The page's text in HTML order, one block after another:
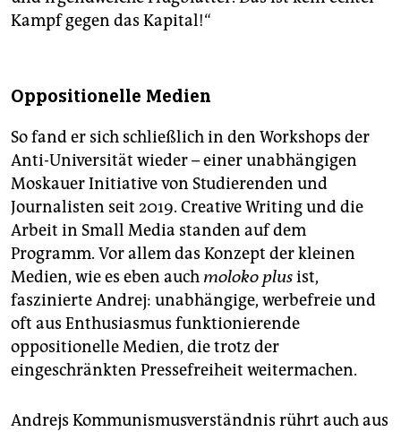
Kampf gegen das Kapital!“
Oppositionelle Medien
So fand er sich schließlich in den Workshops der
Anti-Universität wieder – einer unabhängigen
Moskauer Initiative von Studierenden und
Journalisten seit 2019. Creative Writing und die
Arbeit in Small Media standen auf dem
Programm. Vor allem das Konzept der kleinen
Medien, wie es eben auch moloko plusist,
faszinierte Andrej: unabhängige, werbefreie und
oft aus Enthusiasmus funktionierende
oppositionelle Medien, die trotz der
eingeschränkten Pressefreiheit weitermachen.
Andrejs Kommunismusverständnis rührt auch aus